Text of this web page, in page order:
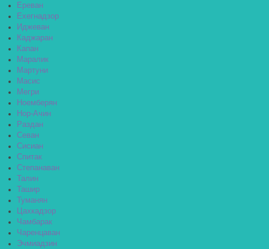
Ереван
Ехегнадзор
Иджеван
Каджаран
Капан
Маралик
Мартуни
Масис
Мегри
Ноемберян
Нор-Ачин
Раздан
Севан
Сисиан
Спитак
Степанаван
Талин
Ташир
Туманян
Цахкадзор
Чамбарак
Чаренцаван
Эчмиадзин